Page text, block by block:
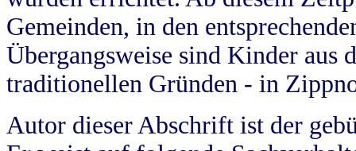
Gemeinden, in den
Übergangsweise sind Kinder aus
traditionellen Gründen - in
Autor dieser Abschrift ist der